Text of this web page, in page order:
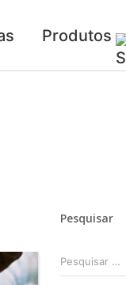
Produtos
Pesquisar
por: